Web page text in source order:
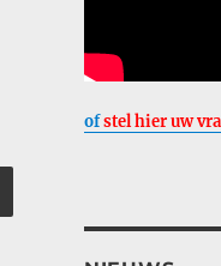
ofstel hier uw